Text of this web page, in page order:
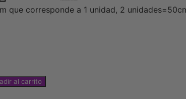
que corresponde a 1 unidad, 2
al carrito